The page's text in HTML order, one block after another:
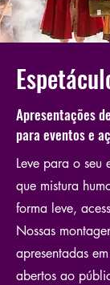
Apresentações
para eventos e
Leve para o seu
que mistura
forma leve,
Nossas
apresentadas
abertos ao